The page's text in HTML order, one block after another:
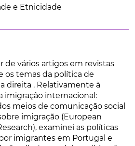
e Etnicidade
de vários artigos em revistas
os temas da política de
direita . Relativamente à
imigração internacional:
meios de comunicação social
imigração (European
examinei as políticas
imigrantes em Portugal e